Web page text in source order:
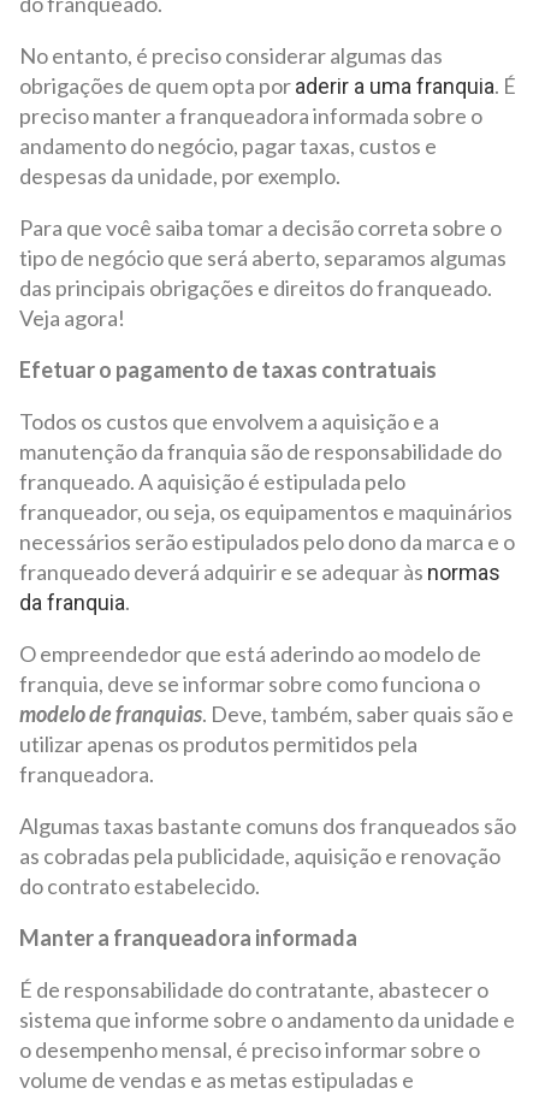
No entanto, é preciso considerar algumas das
obrigações de quem opta poraderir a uma franquia. É
preciso manter a franqueadora informada sobre o
andamento do negócio, pagar taxas, custos e
despesas da unidade, por exemplo.
Para que você saiba tomar a decisão correta sobre o
tipo de negócio que será aberto, separamos algumas
das principais obrigações e direitos do franqueado.
Veja agora!
Efetuar o pagamento de taxas contratuais
Todos os custos que envolvem a aquisição e a
manutenção da franquia são de responsabilidade do
franqueado. A aquisição é estipulada pelo
franqueador, ou seja, os equipamentos e maquinários
necessários serão estipulados pelo dono da marca e o
franqueado deverá adquirir e se adequar às normas
da franquia.
O empreendedor que está aderindo ao modelo de
franquia, deve se informar sobre como funciona o
modelo de franquias. Deve, também, saber quais são e
utilizar apenas os produtos permitidos pela
franqueadora.
Algumas taxas bastante comuns dos franqueados são
as cobradas pela publicidade, aquisição e renovação
do contrato estabelecido.
Manter a franqueadora informada
É de responsabilidade do contratante, abastecer o
sistema que informe sobre o andamento da unidade e
o desempenho mensal, é preciso informar sobre o
volume de vendas e as metas estipuladas e